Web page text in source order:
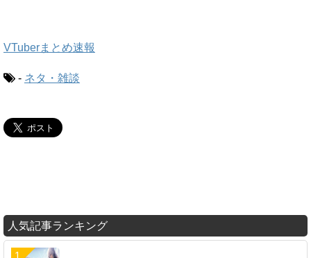
VTuberまとめ速報
- ネタ・雑談
人気記事ランキング